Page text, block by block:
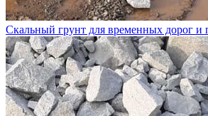
Скальный грунт для временных дорог и